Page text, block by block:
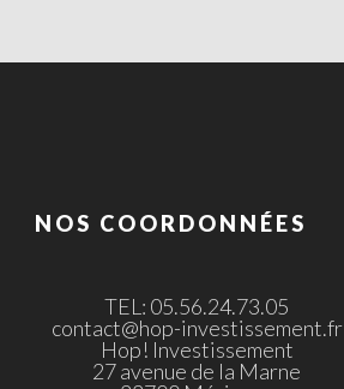
NOS COORDONNÉES
TEL: 05.56.24.73.05
contact@hop-investissement.fr
Hop! Investissement
27 avenue de la Marne